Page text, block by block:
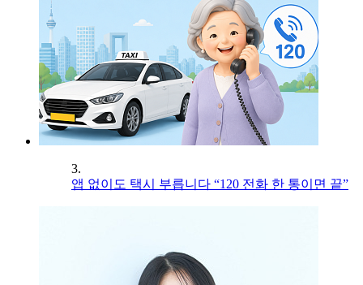
3.
앱 없이도 택시 부릅니다 “120 전화 한 통이면 끝”